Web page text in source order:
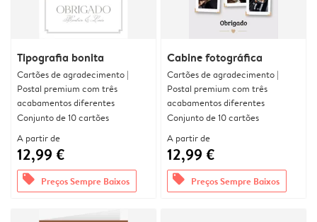
Tipografia bonita
Cartões de agradecimento |
Postal premium com três
acabamentos diferentes
Conjunto de 10 cartões
A partir de
12,99 €
offers Preços Sempre Baixos
Cabine fotográfica
Cartões de agradecimento |
Postal premium com três
acabamentos diferentes
Conjunto de 10 cartões
A partir de
12,99 €
offers Preços Sempre Baixos